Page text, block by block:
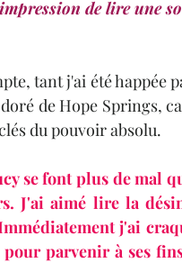
de lire une
tant j'ai été happée
de Hope Springs,
du pouvoir absolu.
se font plus de mal
J'ai aimé lire la
j'ai
parvenir à ses